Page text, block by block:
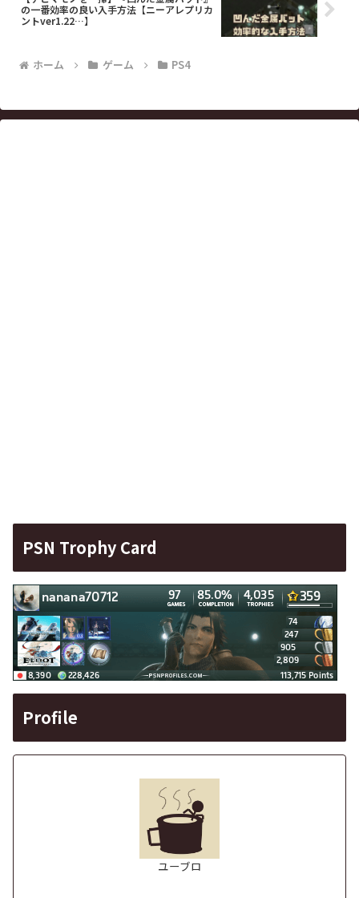
の一番効率の良い入手方法【ニーアレプリカ
ントver1.22…】
ホーム ゲーム PS4
PSN Trophy Card
Profile
ユーブロ